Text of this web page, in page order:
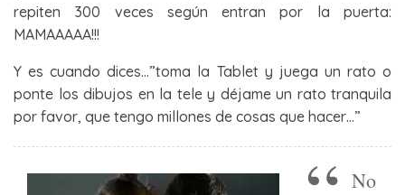
repiten 300 veces según entran por la puerta:
MAMAAAAA!!!
Y es cuando dices…”toma la Tablet y juega un rato o
ponte los dibujos en la tele y déjame un rato tranquila
por favor, que tengo millones de cosas que hacer…”
No